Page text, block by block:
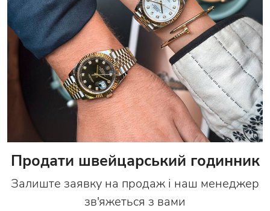
Продати швейцарський годинник
Залиште заявку на продаж і наш менеджер
зв'яжеться з вами